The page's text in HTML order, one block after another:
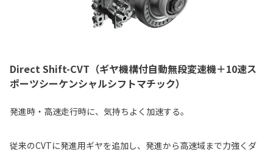
Direct Shift-CVT（ギヤ機構付自動無段変速機＋10速ス
ポーツシーケンシャルシフトマチック）
発進時・高速走行時に、気持ちよく加速する。
従来のCVTに発進用ギヤを追加し、発進から高速域まで力強くダ